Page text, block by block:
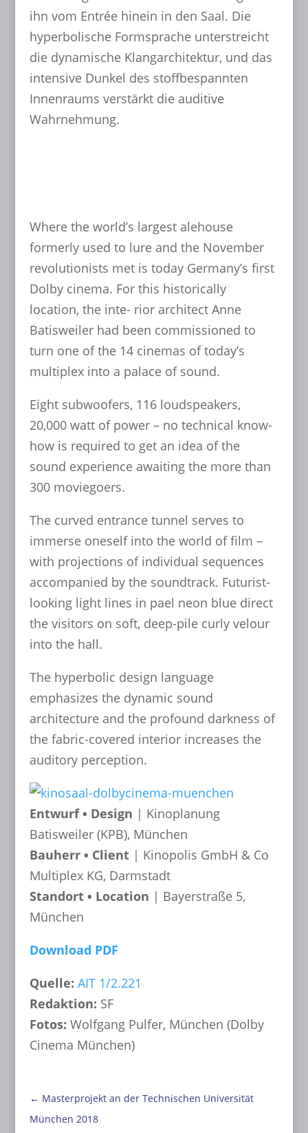
ihn vom Entrée hinein in den Saal. Die
hyperbolische Formsprache unterstreicht
die dynamische Klangarchitektur, und das
intensive Dunkel des stoffbespannten
Innenraums verstärkt die auditive
Wahrnehmung.
Where the world’s largest alehouse
formerly used to lure and the November
revolutionists met is today Germany’s first
Dolby cinema. For this historically
location, the inte- rior architect Anne
Batisweiler had been commissioned to
turn one of the 14 cinemas of today’s
multiplex into a palace of sound.
Eight subwoofers, 116 loudspeakers,
20,000 watt of power – no technical know-
how is required to get an idea of the
sound experience awaiting the more than
300 moviegoers.
The curved entrance tunnel serves to
immerse oneself into the world of film –
with projections of individual sequences
accompanied by the soundtrack. Futurist-
looking light lines in pael neon blue direct
the visitors on soft, deep-pile curly velour
into the hall.
The hyperbolic design language
emphasizes the dynamic sound
architecture and the profound darkness of
the fabric-covered interior increases the
auditory perception.
Entwurf • Design | Kinoplanung
Batisweiler (KPB), München
Bauherr • Client| Kinopolis GmbH & Co
Multiplex KG, Darmstadt
Standort • Location | Bayerstraße 5,
München
Download PDF
Quelle: AIT 1/2.221
Redaktion: SF
Fotos: Wolfgang Pulfer, München (Dolby
Cinema München)
← Masterprojekt an der Technischen Universität
München 2018